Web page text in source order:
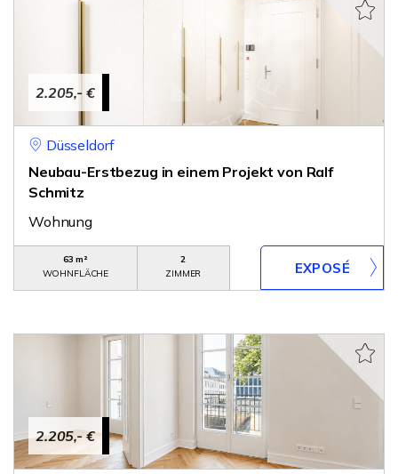
2.205,- €
Düsseldorf
Neubau-Erstbezug in einem Projekt von Ralf
Schmitz
Wohnung
63 m²
WOHNFLÄCHE
2
ZIMMER
2.205,- €